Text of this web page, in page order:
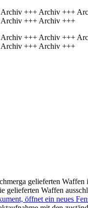
+++ Archiv +++
+++ Archiv +++
+++ Archiv +++
+++ Archiv +++
gelieferten
Waffen
öffnet ein neues